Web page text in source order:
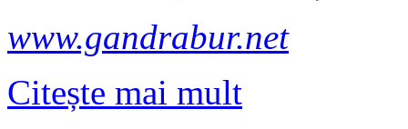
www.gandrabur.net
Citește mai mult